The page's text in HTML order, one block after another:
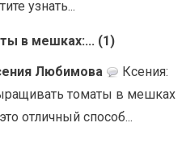
узнать...
в мешках:... (1)
Любимова
Ксения:
томаты в мешках
отличный способ...